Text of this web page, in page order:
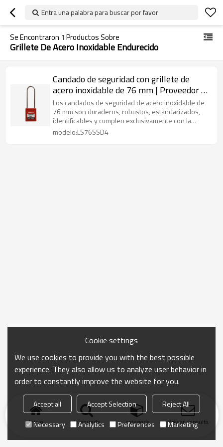
Entra una palabra para buscar por favor
Se Encontraron 1 Productos Sobre
Grillete De Acero Inoxidable Endurecido
Candado de seguridad con grillete de
acero inoxidable de 76 mm | Proveedor de
cerraduras de seguridad | Lita Lock
Manufacturing
Los candados de seguridad de acero inoxidable de
76 mm son duraderos, robustos, estandarizados,
identificables y cumplen exclusivamente con la
normativa de OSHA.
modelo:LS76SSD4
Inicio búsqueda categoría Enviar consulta
Cookie settings
We use cookies to provide you with the best possible
experience. They also allow us to analyze user behavior in
order to constantly improve the website for you.
Accept all Accept Selection
Reject All
Necessary
Analytics Preferences Marketing